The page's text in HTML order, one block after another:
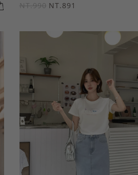
NT.990 NT.891